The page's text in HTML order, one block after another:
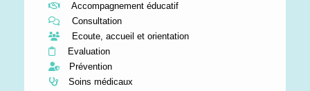
Accompagnement éducatif
Consultation
Ecoute, accueil et orientation
Evaluation
Prévention
Soins médicaux